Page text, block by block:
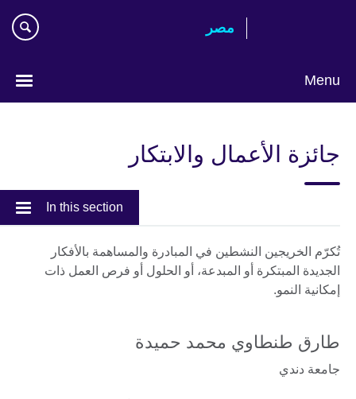
مصر‎
Menu
جائزة الأعمال والابتكار
In this section
تُكرّم الخريجين النشطين في المبادرة والمساهمة بالأفكار
الجديدة المبتكرة أو المبدعة، أو الحلول أو فرص العمل ذات
إمكانية النمو.
طارق طنطاوي محمد حميدة
جامعة دندي